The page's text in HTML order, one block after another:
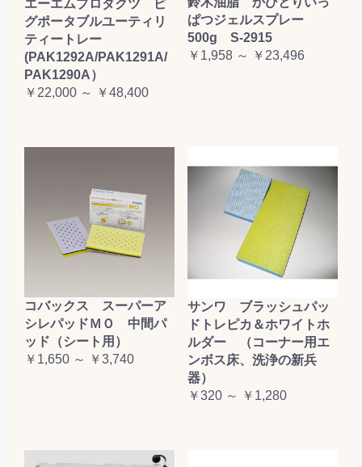
エーエムプロダクツ ピ
グポータブルユーティリ
ティートレー
(PAK1292A/PAK1291A/
PAK1290A）
￥22,000 ～ ￥48,400
ぱつジェルスプレー
500g S-2915
￥1,958 ～ ￥23,496
コバックス スーパーア
シレパッドＭＯ 中間パ
ッド（シート用）
￥1,650 ～ ￥3,740
サンワ ブラッシュパッ
ドトレピカ＆ホワイトホ
ルダー （コーナー用エ
ンボス床、洗浄の新兵
器）
￥320 ～ ￥1,280